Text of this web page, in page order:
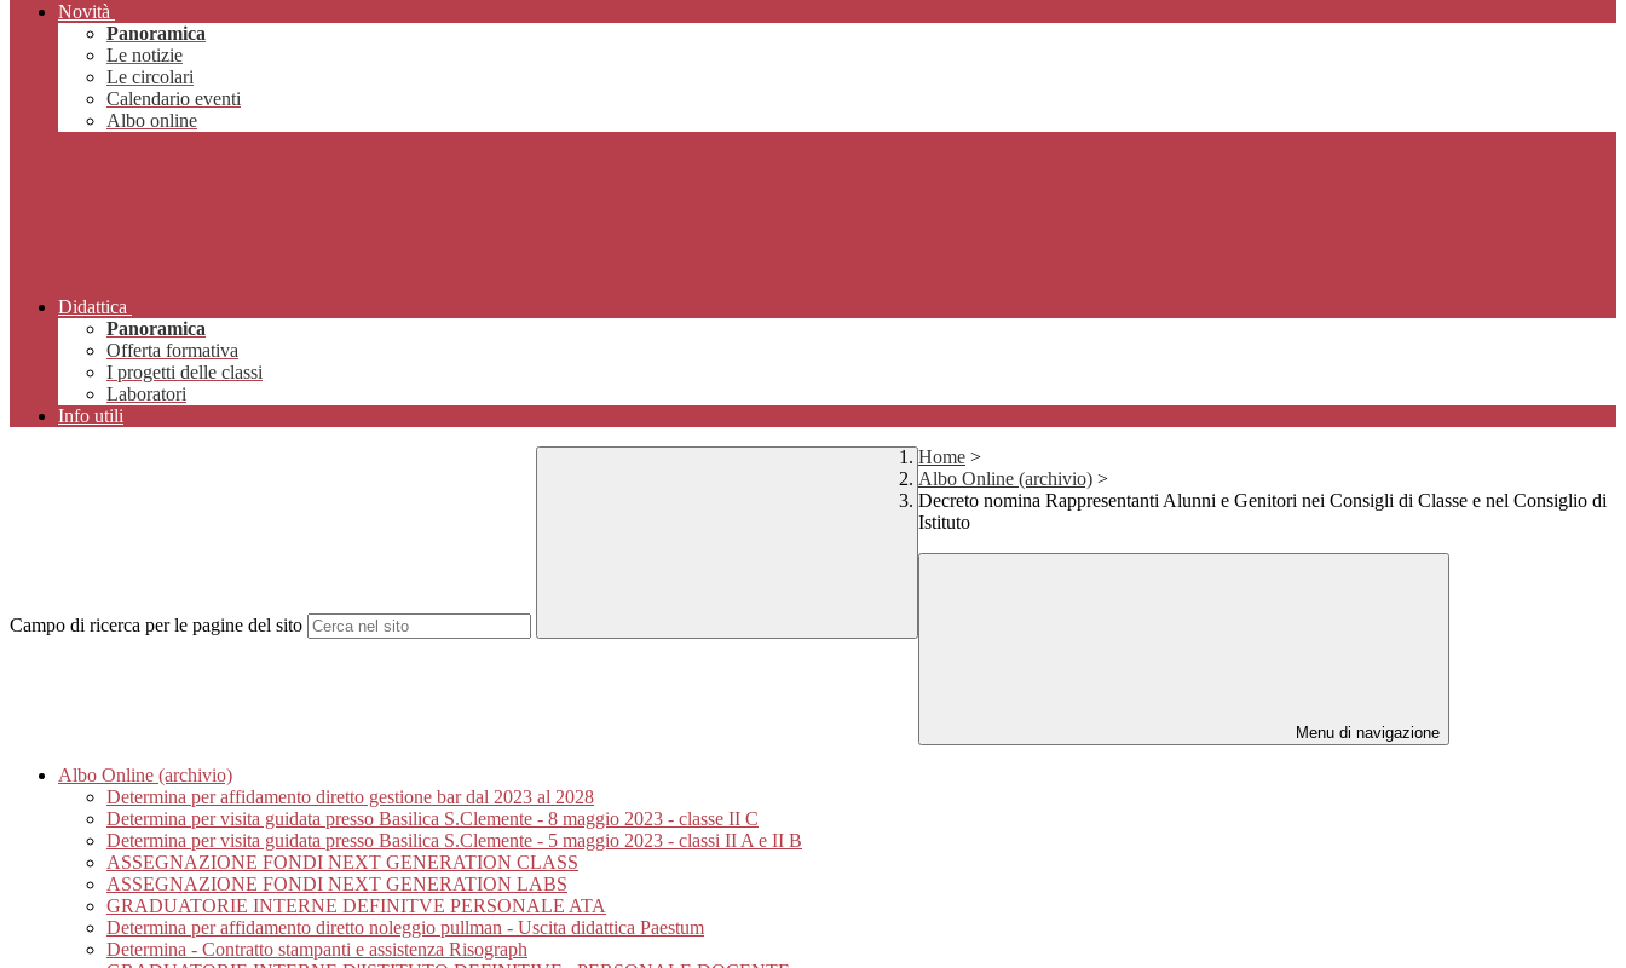
Novità
Panoramica
Le notizie
Le circolari
Calendario eventi
Albo online
Didattica
Panoramica
Offerta formativa
I progetti delle classi
Laboratori
Info utili
Campo di ricerca per le pagine del sito
Home >
Albo Online (archivio) >
Decreto nomina Rappresentanti Alunni e Genitori nei Consigli di Classe e nel Consiglio di
Istituto
Menu di navigazione
Albo Online (archivio)
Determina per affidamento diretto gestione bar dal 2023 al 2028
Determina per visita guidata presso Basilica S.Clemente - 8 maggio 2023 - classe II C
Determina per visita guidata presso Basilica S.Clemente - 5 maggio 2023 - classi II A e II B
ASSEGNAZIONE FONDI NEXT GENERATION CLASS
ASSEGNAZIONE FONDI NEXT GENERATION LABS
GRADUATORIE INTERNE DEFINITVE PERSONALE ATA
Determina per affidamento diretto noleggio pullman - Uscita didattica Paestum
Determina - Contratto stampanti e assistenza Risograph